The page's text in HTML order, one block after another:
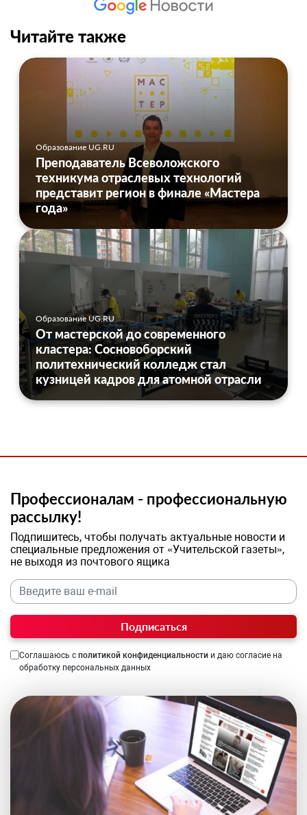
Читайте также
Образование UG.RU
Преподаватель Всеволожского
техникума отраслевых технологий
представит регион в финале «Мастера
года»
Образование UG.RU
От мастерской до современного
кластера: Сосновоборский
политехнический колледж стал
кузницей кадров для атомной отрасли
Профессионалам - профессиональную
рассылку!
Подпишитесь, чтобы получать актуальные новости и
специальные предложения от «Учительской газеты»,
не выходя из почтового ящика
Подписаться
Соглашаюсь с политикой конфиденциальности и даю согласие на
обработку персональных данных